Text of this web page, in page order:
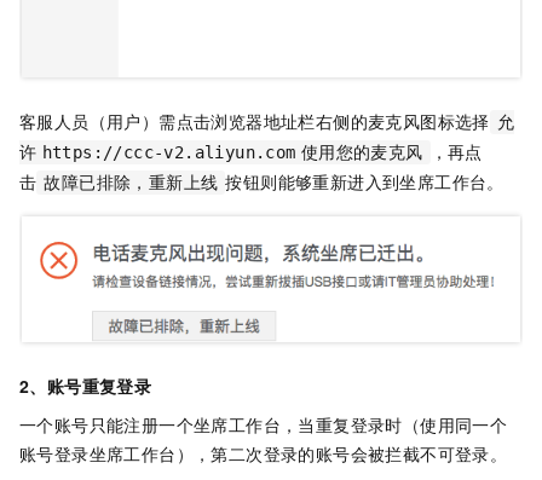
客服人员（用户）需点击浏览器地址栏右侧的麦克风图标选择 允
许 https://ccc-v2.aliyun.com 使用您的麦克风
，再点
击 故障已排除，重新上线 按钮则能够重新进入到坐席工作台。
2、账号重复登录
一个账号只能注册一个坐席工作台，当重复登录时（使用同一个
账号登录坐席工作台），第二次登录的账号会被拦截不可登录。